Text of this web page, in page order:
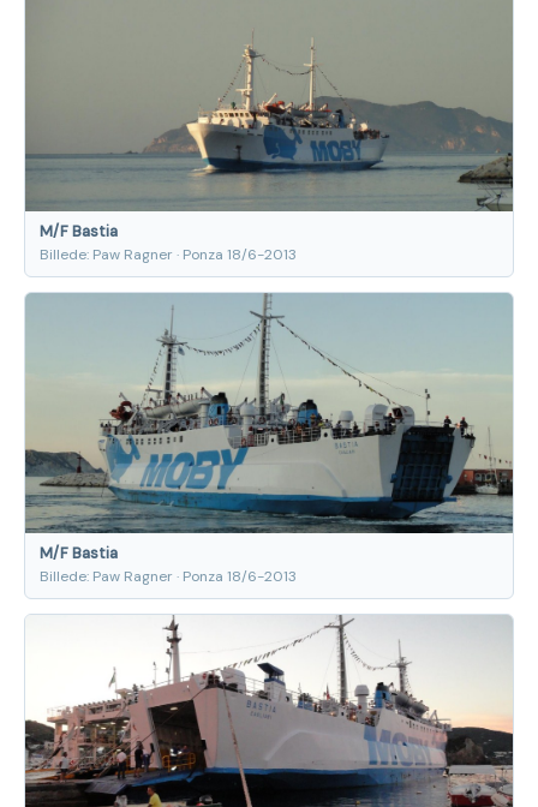
M/F Bastia
Billede: Paw Ragner · Ponza 18/6-2013
M/F Bastia
Billede: Paw Ragner · Ponza 18/6-2013